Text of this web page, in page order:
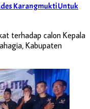
Karangmukti Untuk
terhadap calon Kepala
Kabupaten